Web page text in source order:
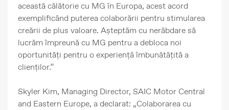
această călătorie cu MG în Europa, acest acord
exemplificând puterea colaborării pentru stimularea
creării de plus valoare. Așteptăm cu nerăbdare să
lucrăm împreună cu MG pentru a debloca noi
oportunități pentru o experiență îmbunătățită a
clienților.”
Skyler Kim, Managing Director, SAIC Motor Central
and Eastern Europe, a declarat: „Colaborarea cu